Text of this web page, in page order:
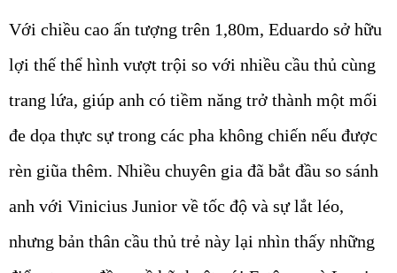
Với chiều cao ấn tượng trên 1,80m, Eduardo sở hữu
lợi thế thể hình vượt trội so với nhiều cầu thủ cùng
trang lứa, giúp anh có tiềm năng trở thành một mối
đe dọa thực sự trong các pha không chiến nếu được
rèn giũa thêm. Nhiều chuyên gia đã bắt đầu so sánh
anh với Vinicius Junior về tốc độ và sự lắt léo,
nhưng bản thân cầu thủ trẻ này lại nhìn thấy những